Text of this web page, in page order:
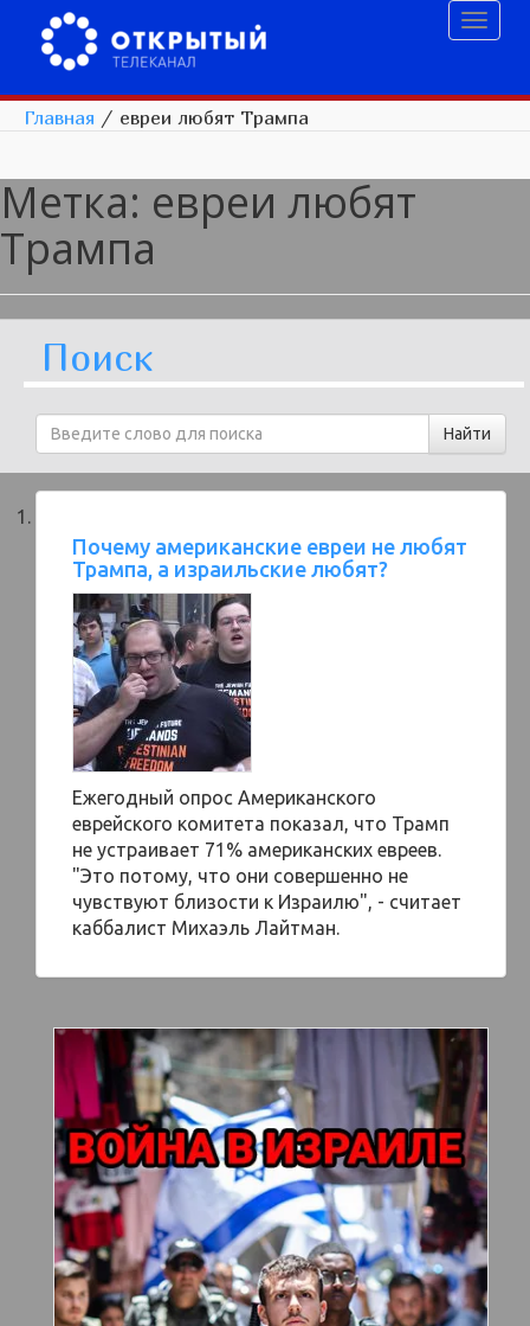
Главная / евреи любят Трампа
Метка: евреи любят
Трампа
Поиск
Почему американские евреи не любят
Трампа, а израильские любят?
Ежегодный опрос Американского
еврейского комитета показал, что Трамп
не устраивает 71% американских евреев.
"Это потому, что они совершенно не
чувствуют близости к Израилю", - считает
каббалист Михаэль Лайтман.